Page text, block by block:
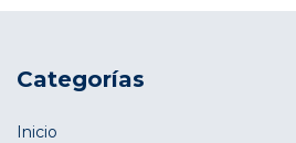
Categorías
Inicio